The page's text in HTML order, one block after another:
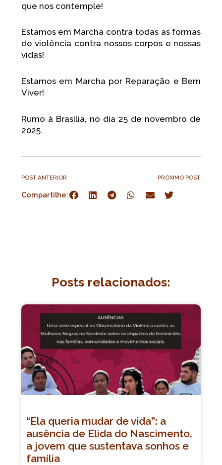
que nos contemple!
Estamos em Marcha contra todas as formas
de violência contra nossos corpos e nossas
vidas!
Estamos em Marcha por Reparação e Bem
Viver!
Rumo à Brasília, no dia 25 de novembro de
2025.
POST ANTERIOR PRÓXIMO POST
Compartilhe:
Posts relacionados:
“Ela queria mudar de vida”: a
ausência de Elida do Nascimento,
a jovem que sustentava sonhos e
família